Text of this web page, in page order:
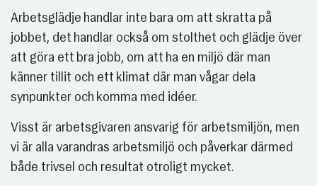
Arbetsglädje handlar inte bara om att skratta på
jobbet, det handlar också om stolthet och glädje över
att göra ett bra jobb, om att ha en miljö där man
känner tillit och ett klimat där man vågar dela
synpunkter och komma med idéer.
Visst är arbetsgivaren ansvarig för arbetsmiljön, men
vi är alla varandras arbetsmiljö och påverkar därmed
både trivsel och resultat otroligt mycket.